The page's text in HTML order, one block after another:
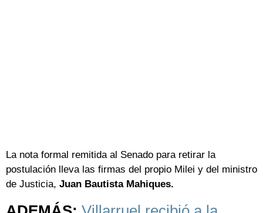
La nota formal remitida al Senado para retirar la
postulación lleva las firmas del propio Milei y del ministro
de Justicia, Juan Bautista Mahiques.